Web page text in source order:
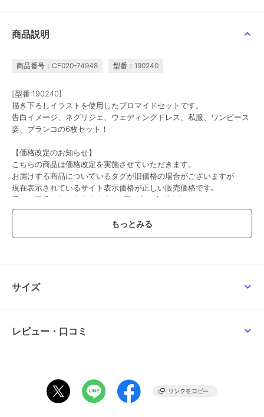
商品説明
商品番号：CF020-74948 型番：190240
[型番:190240]
描き下ろしイラストを使用したブロマイドセットです。
告白イメージ、ネグリジェ、ウェディングドレス、私服、ワンピース
姿、ブランコの6枚セット！
【価格改定のお知らせ】
こちらの商品は価格改定を実施させていただきます。
お届けする商品についているタグが旧価格の場合がございますが
現在表示されているサイト表示価格が正しい販売価格です｡
予めご了承いただきますよう､お願い申し上げます｡
この商品は、不良品のみ返品を承ります
商品カテゴリ
カラー
商品のお取り扱い方法
サイズ
レビュー・口コミ